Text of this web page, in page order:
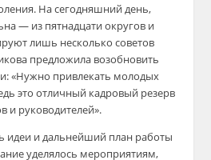
На сегодняшний день,
— из пятнадцати округов и
лишь несколько советов
предложила возобновить
«Нужно привлекать молодых
это отличный кадровый резерв
и руководителей».
идеи и дальнейший план работы
уделялось мероприятиям,